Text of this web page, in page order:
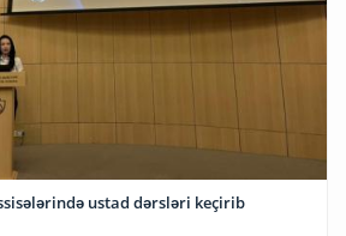
ustad dərsləri keçirib